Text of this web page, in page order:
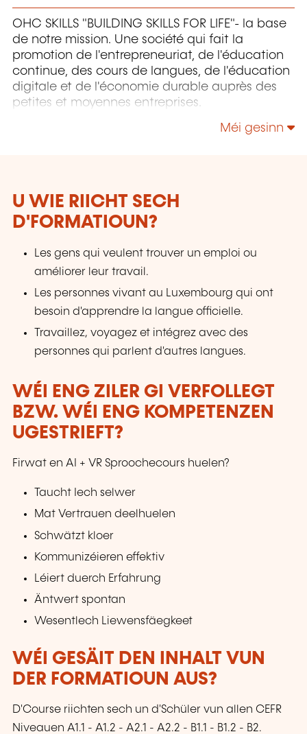
OHC SKILLS "BUILDING SKILLS FOR LIFE"- la base
de notre mission. Une société qui fait la
promotion de l'entrepreneuriat, de l'éducation
continue, des cours de langues, de l'éducation
digitale et de l'économie durable auprès des
petites et moyennes entreprises.
Méi gesinn
U WIE RIICHT SECH
D'FORMATIOUN?
Les gens qui veulent trouver un emploi ou
améliorer leur travail.
Les personnes vivant au Luxembourg qui ont
besoin d'apprendre la langue officielle.
Travaillez, voyagez et intégrez avec des
personnes qui parlent d'autres langues.
WÉI ENG ZILER GI VERFOLLEGT
BZW. WÉI ENG KOMPETENZEN
UGESTRIEFT?
Firwat en AI + VR Sproochecours huelen?
Taucht Iech selwer
Mat Vertrauen deelhuelen
Schwätzt kloer
Kommunizéieren effektiv
Léiert duerch Erfahrung
Äntwert spontan
Wesentlech Liewensfäegkeet
WÉI GESÄIT DEN INHALT VUN
DER FORMATIOUN AUS?
D'Course riichten sech un d'Schüler vun allen CEFR
Niveauen A1.1 - A1.2 - A2.1 - A2.2 - B1.1 - B1.2 - B2.